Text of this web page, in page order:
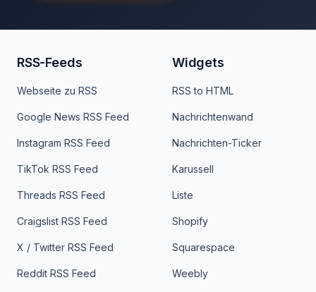
RSS-Feeds
Webseite zu RSS
Google News RSS Feed
Instagram RSS Feed
TikTok RSS Feed
Threads RSS Feed
Craigslist RSS Feed
X / Twitter RSS Feed
Reddit RSS Feed
Widgets
RSS to HTML
Nachrichtenwand
Nachrichten-Ticker
Karussell
Liste
Shopify
Squarespace
Weebly